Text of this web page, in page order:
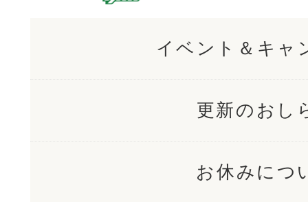
イベント＆キャ
更新のおし
お休みにつ